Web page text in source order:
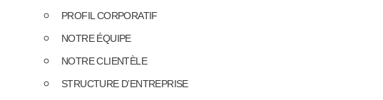
PROFIL CORPORATIF
NOTRE ÉQUIPE
NOTRE CLIENTÈLE
STRUCTURE D’ENTREPRISE